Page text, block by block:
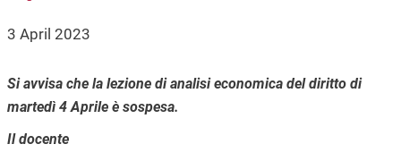
3 April 2023
Si avvisa che la lezione di analisi economica del diritto di
martedì 4 Aprile è sospesa.
Il docente